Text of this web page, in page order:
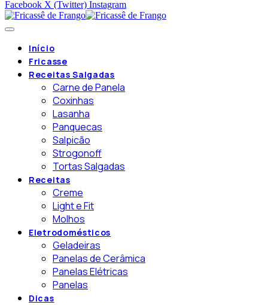
Facebook X (Twitter) Instagram
Início
Fricasse
Receitas Salgadas
Carne de Panela
Coxinhas
Lasanha
Panquecas
Salpicão
Strogonoff
Tortas Salgadas
Receitas
Creme
Light e Fit
Molhos
Eletrodomésticos
Geladeiras
Panelas de Cerâmica
Panelas Elétricas
Panelas
Dicas